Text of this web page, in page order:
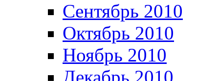
Сентябрь 2010
Октябрь 2010
Ноябрь 2010